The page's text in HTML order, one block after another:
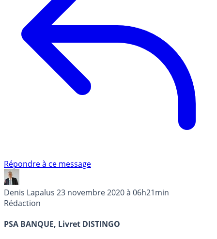
Répondre à ce message
Denis Lapalus 23 novembre 2020 à 06h21min
Rédaction
PSA BANQUE, Livret DISTINGO